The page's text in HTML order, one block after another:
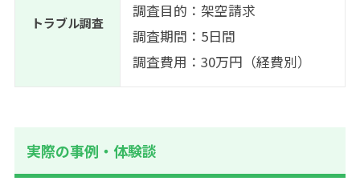
トラブル調査
調査目的：架空請求
調査期間：5日間
調査費用：30万円（経費別）
実際の事例・体験談